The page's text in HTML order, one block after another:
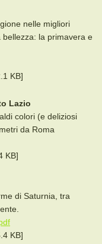
nelle migliori
la primavera e
KB]
Lazio
colori (e deliziosi
da Roma
KB]
di Saturnia, tra
KB]